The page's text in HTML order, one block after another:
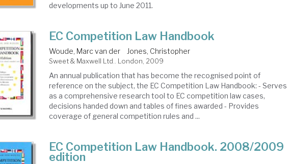
developments up to June 2011.
EC Competition Law Handbook
Woude, Marc van der Jones, Christopher
Sweet & Maxwell Ltd.. London, 2009
An annual publication that has become the recognised point of
reference on the subject, the EC Competition Law Handbook: - Serves
as a comprehensive research tool to EC competition law cases,
decisions handed down and tables of fines awarded - Provides
coverage of general competition rules and ...
EC Competition Law Handbook. 2008/2009
edition